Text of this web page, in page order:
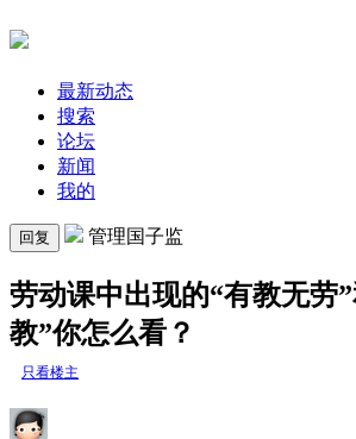
最新动态
搜索
论坛
新闻
我的
回复 管理国子监
劳动课中出现的“有教无劳
教”你怎么看？
只看楼主